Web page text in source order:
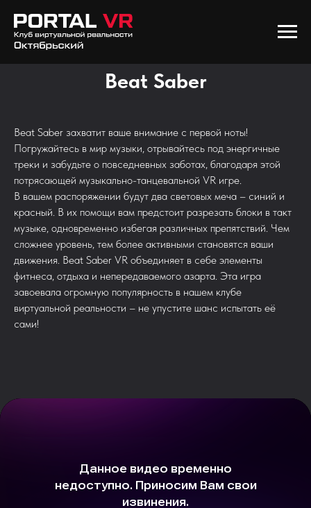
Beat Saber
Beat Saber захватит ваше внимание с первой ноты!
Погружайтесь в мир музыки, отрывайтесь под энергичные
треки и забудьте о повседневных заботах, благодаря этой
потрясающей музыкально-танцевальной VR игре.
В вашем распоряжении будут два световых меча – синий и
красный. В их помощи вам предстоит разрезать блоки в такт
музыке, одновременно избегая различных препятствий. Чем
сложнее уровень, тем более активными становятся ваши
движения. Beat Saber VR объединяет в себе элементы
фитнеса, отдыха и непередаваемого азарта. Эта игра
завоевала огромную популярность в нашем клубе
виртуальной реальности – не упустите шанс испытать её
сами!